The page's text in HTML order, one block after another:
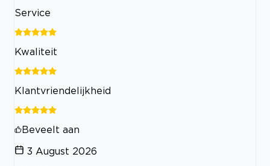
Service
Kwaliteit
Klantvriendelijkheid
Beveelt aan
3 August 2026